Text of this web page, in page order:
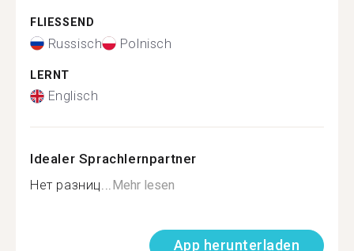
FLIESSEND
Russisch Polnisch
LERNT
Englisch
Idealer Sprachlernpartner
Нет разниц...Mehr lesen
App herunterladen